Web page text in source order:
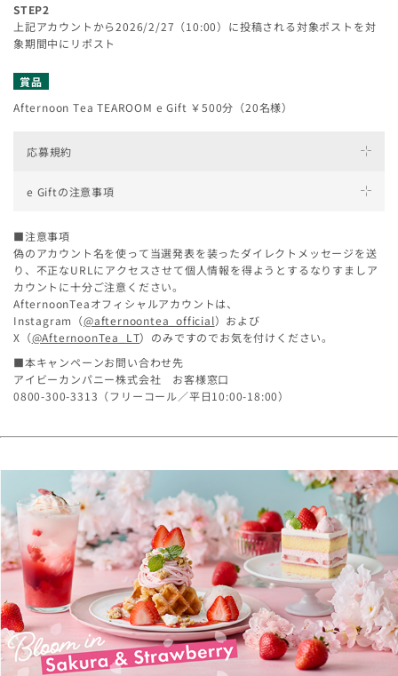
STEP2
上記アカウントから2026/2/27（10:00）に投稿される対象ポストを対
象期間中にリポスト
賞品
Afternoon Tea TEAROOM e Gift ￥500分（20名様）
応募規約
【本キャンペーンについて】
は、Xによる主催ではありません。
本キャンペーンの参加にはXのユーザーアカウントが必要になります。
Xのスマートフォンアプリは、iOSは App Storeより、Androidは Google Playより
ダウンロードしてください。
【応募方法について】
応募要項および応募規約をよくお読みいただき、各項にご了承のうえでご応募く
す）は、応募規約の全ての項目について同意したものとみなします。
ご応募の際は、Xにて、アフタヌーンティー公式アカウント
（@AfternoonTea_LT ）（以下「公式アカウント」といいます）をフォローして
ため、選考対象外となります。
公式機能でのリポスト、本キャンペーンサイトのボタンからのリポストのいずれ
も応募対象になりますが、公式アカウントをメンションしてのポストは応募の対
象になりません。
【応募投稿について】
応募要項および応募規約に則って、ご応募ください。次のいずれ
か一つに該当する投稿は、抽選の対象外となります。
本キャンペーンの趣旨に反するもの、または無関係なもの。
Xの利用規約に反するもの。
公序良俗に反するもの。
第三者の著作権、商標権、肖像権等の権利を侵害するもの。
応募投稿の著作権その他の権利について、第三者との間に紛争等が生じた場合、
当社はその責任を負わないものとし、応募者自身がその責任と費用負担により当
e Giftの注意事項
e Giftは、アフタヌーンティー・ティールーム（一部店舗を除
く）、ベイカリー、ラブアンドテーブルの、店内メニュー・テイ
クアウト商品のどちらにもご利用いただけるデジタルチケットで
す。
アフタヌーンティー・リビング、オンラインショップではご利用いただけませ
ん。
【e Gift 利用可能店舗】
アフタヌーンティー・ティールーム 各店舗
（但し、伊勢丹立川店、伊勢丹浦和店、静岡伊勢丹、福岡三越、アフタヌーンティー
札幌三越は除く）
そのほか、サービスの詳しい内容は
■注意事項
偽のアカウント名を使って当選発表を装ったダイレクトメッセージを送
り、不正なURLにアクセスさせて個人情報を得ようとするなりすましア
カウントに十分ご注意ください。
AfternoonTeaオフィシャルアカウントは、
Instagram（@afternoontea_official）および
X（@AfternoonTea_LT）のみですのでお気を付けください。
■本キャンペーンお問い合わせ先
アイビーカンパニー株式会社 お客様窓口
0800-300-3313（フリーコール／平日10:00-18:00）